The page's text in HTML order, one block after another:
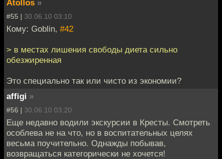
Atollos »
#55 | 30.06.10 03:10
Кому: Goblin, #42
> в местах лишения свободы диета сильно
обезжиренная
Это специально так или чисто из экономии?
affigi »
#56 | 30.06.10 03:20
Еще недавно водили экскурсии в Кресты. Смотреть
особлева не на что, но в воспитательных целях
весьма поучительно. Однажды побывав,
возвращаться категорически не хочется!